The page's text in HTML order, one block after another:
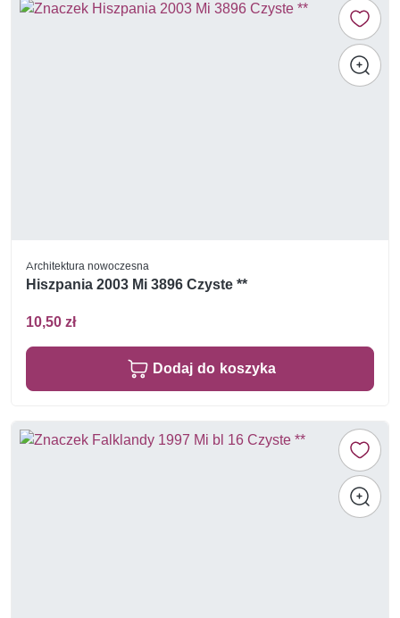
Architektura nowoczesna
Hiszpania 2003 Mi 3896 Czyste **
10,50 zł
Dodaj do koszyka